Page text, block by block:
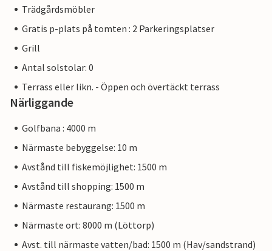
Trädgårdsmöbler
Gratis p-plats på tomten : 2 Parkeringsplatser
Grill
Antal solstolar: 0
Terrass eller likn. - Öppen och övertäckt terrass
Närliggande
Golfbana : 4000 m
Närmaste bebyggelse: 10 m
Avstånd till fiskemöjlighet: 1500 m
Avstånd till shopping: 1500 m
Närmaste restaurang: 1500 m
Närmaste ort: 8000 m (Löttorp)
Avst. till närmaste vatten/bad: 1500 m (Hav/sandstrand)